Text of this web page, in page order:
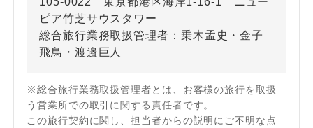
ピア竹芝サウスタワー
総合旅行業務取扱管理者：乗木孟史・金子
飛鳥・渡邉巨人
※総合旅行業務取扱管理者とは、お客様の旅行を取扱
う営業所での取引に関する責任者です。
この旅行契約に関し、担当者からの説明にご不明な点